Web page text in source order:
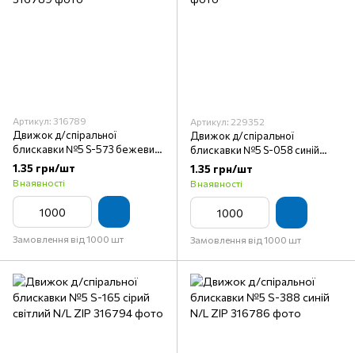
Артикул: 316789
Движок д/спіральної
блискавки №5 S-573 бежевий
брудний N/L ZIP
1.35 грн/шт
В наявності
Замовлення від 1000 шт
Артикул: 229352
Движок д/спіральної
блискавки №5 S-058 синій
чорнильний N/L ZIP
1.35 грн/шт
В наявності
Замовлення від 1000 шт